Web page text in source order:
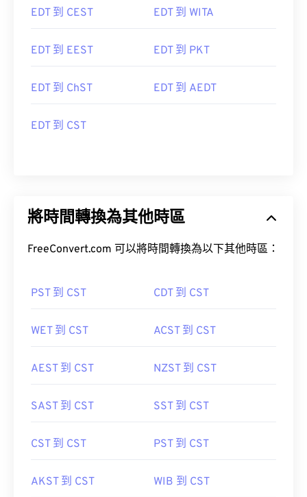
EDT 到 CEST EDT 到 WITA
EDT 到 EEST EDT 到 PKT
EDT 到 ChST EDT 到 AEDT
EDT 到 CST
將時間轉換為其他時區
FreeConvert.com 可以將時間轉換為以下其他時區：
PST 到 CST CDT 到 CST
WET 到 CST ACST 到 CST
AEST 到 CST NZST 到 CST
SAST 到 CST SST 到 CST
CST 到 CST PST 到 CST
AKST 到 CST WIB 到 CST